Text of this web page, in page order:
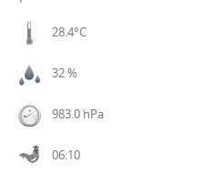
28.4°C
32 %
983.0 hPa
06:10